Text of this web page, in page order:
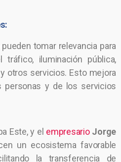
tomar relevancia para
iluminación pública,
y otros servicios. Esto mejora
personas y de los servicios
Este, y el empresario Jorge
un ecosistema favorable
la transferencia de